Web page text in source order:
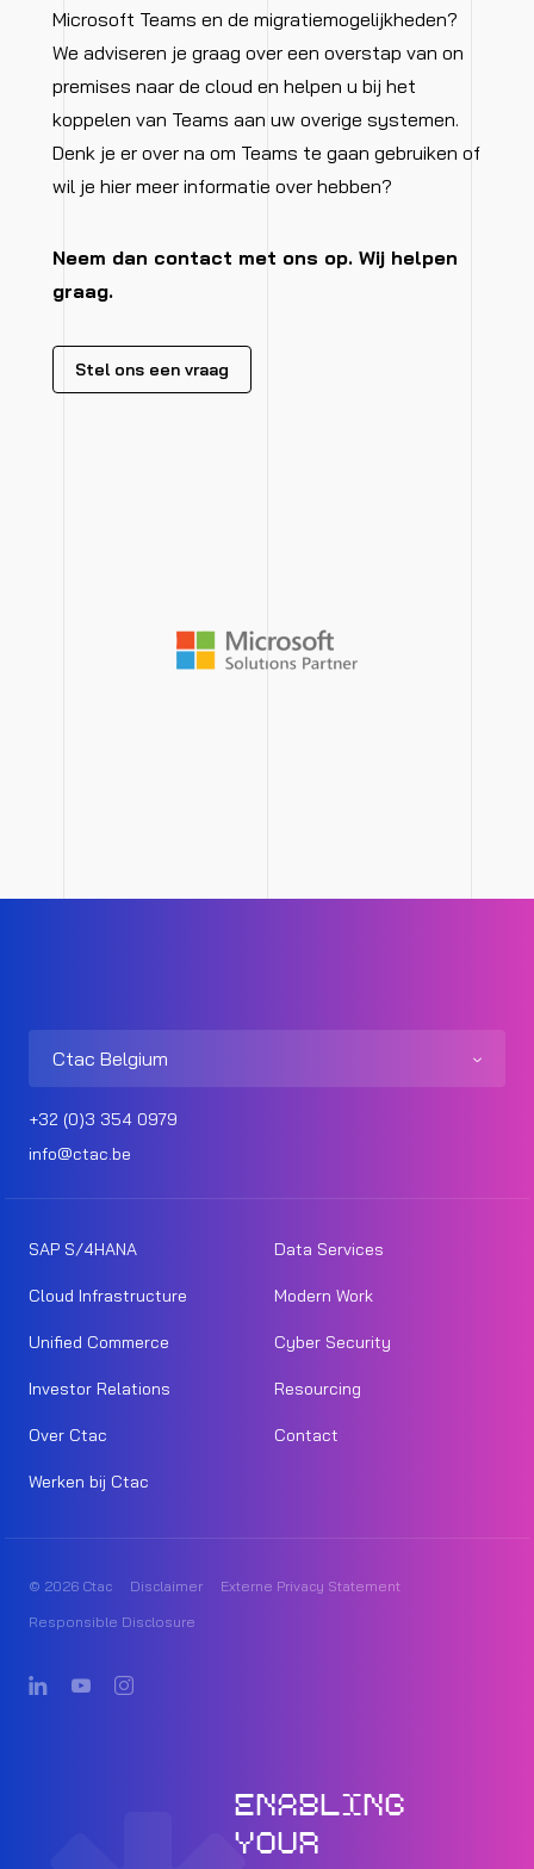
Microsoft Teams en de migratiemogelijkheden?
We adviseren je graag over een overstap van on
premises naar de cloud en helpen u bij het
koppelen van Teams aan uw overige systemen.
Denk je er over na om Teams te gaan gebruiken of
wil je hier meer informatie over hebben?
Neem dan contact met ons op. Wij helpen
graag.
Stel ons een vraag
Ctac Belgium
+32 (0)3 354 0979
info@ctac.be
SAP S/4HANA Data Services
Cloud Infrastructure Modern Work
Unified Commerce Cyber Security
Investor Relations Resourcing
Over Ctac Contact
Werken bij Ctac
© 2026 Ctac Disclaimer
Externe Privacy Statement
Responsible Disclosure
ENABLING
YOUR